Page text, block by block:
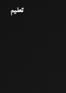
تعلیم